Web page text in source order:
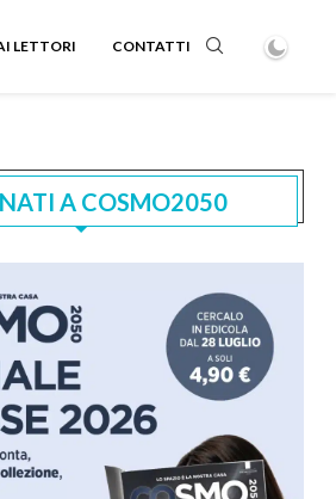
LETTORI CONTATTI
A COSMO2050